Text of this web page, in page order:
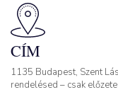
CÍM
1135 Budapest, Szent
rendelésed – csak